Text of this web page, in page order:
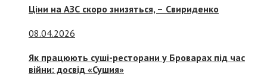
Ціни на АЗС скоро знизяться, – Свириденко
08.04.2026
Як працюють суші-ресторани у Броварах під час
війни: досвід «Сушия»